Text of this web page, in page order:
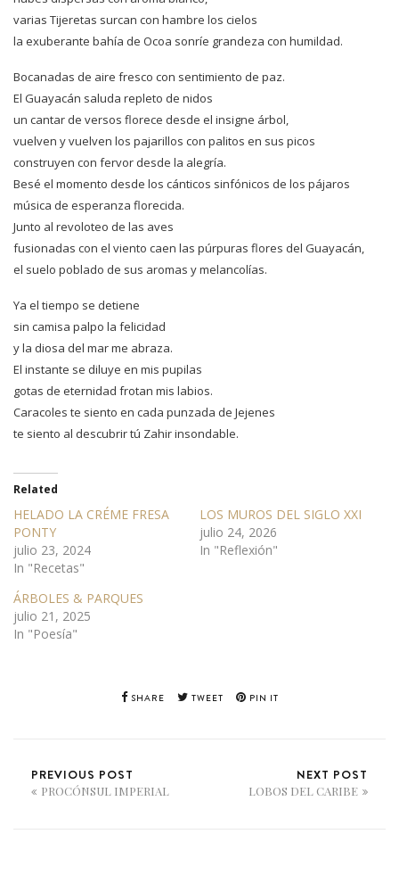
varias Tijeretas surcan con hambre los cielos
la exuberante bahía de Ocoa sonríe grandeza con humildad.
Bocanadas de aire fresco con sentimiento de paz.
El Guayacán saluda repleto de nidos
un cantar de versos florece desde el insigne árbol,
vuelven y vuelven los pajarillos con palitos en sus picos
construyen con fervor desde la alegría.
Besé el momento desde los cánticos sinfónicos de los pájaros
música de esperanza florecida.
Junto al revoloteo de las aves
fusionadas con el viento caen las púrpuras flores del Guayacán,
el suelo poblado de sus aromas y melancolías.
Ya el tiempo se detiene
sin camisa palpo la felicidad
y la diosa del mar me abraza.
El instante se diluye en mis pupilas
gotas de eternidad frotan mis labios.
Caracoles te siento en cada punzada de Jejenes
te siento al descubrir tú Zahir insondable.
Related
HELADO LA CRÉME FRESA
PONTY
julio 23, 2024
In "Recetas"
LOS MUROS DEL SIGLO XXI
julio 24, 2026
In "Reflexión"
ÁRBOLES & PARQUES
julio 21, 2025
In "Poesía"
SHARE TWEET PIN IT
PREVIOUS POST
PROCÓNSUL IMPERIAL
NEXT POST
LOBOS DEL CARIBE